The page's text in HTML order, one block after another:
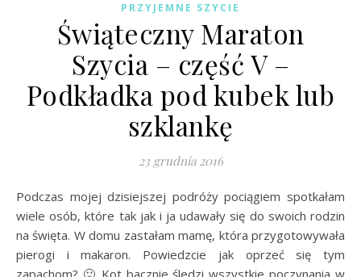
PRZYJEMNE SZYCIE
Świąteczny Maraton
Szycia – część V –
Podkładka pod kubek lub
szklankę
23 grudnia 2016
Podczas mojej dzisiejszej podróży pociągiem spotkałam
wiele osób, które tak jak i ja udawały się do swoich rodzin
na święta. W domu zastałam mamę, która przygotowywała
pierogi i makaron. Powiedzcie jak oprzeć się tym